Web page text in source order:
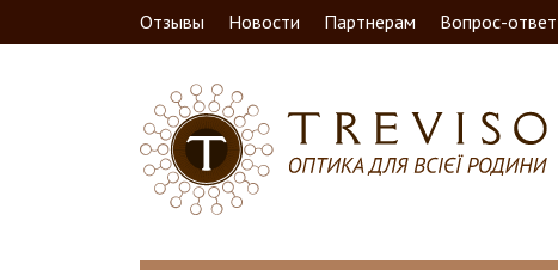
Отзывы Новости Партнерам Вопрос-ответ